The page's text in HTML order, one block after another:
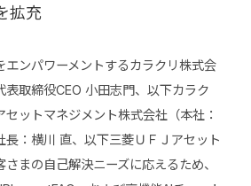
拡充
エンパワーメントするカラクリ株式会
表取締役CEO 小田志門、以下カラク
セットマネジメント株式会社（本社：
長：横川 直、以下三菱ＵＦＪアセット
まの自己解決ニーズに応えるため、